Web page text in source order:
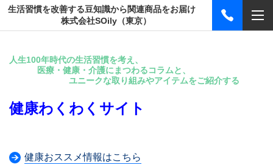
生活習慣を改善する豆知識から関連商品をお届け
株式会社SOily（東京）
人生100年時代の生活習慣を考え、
医療・健康・介護にまつわるコラムと、
ユニークな取り組みやアイテムをご紹介する
健康わくわくサイト
健康おススメ情報はこちら